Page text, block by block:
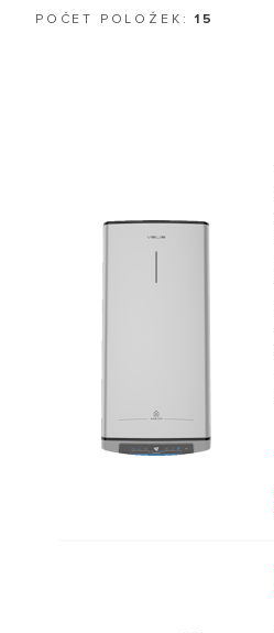
POČET POLOŽEK:15